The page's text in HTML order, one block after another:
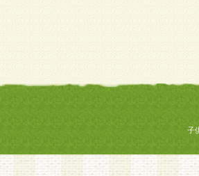
ぱくすく食堂個人情報
m
個人情報を与えることは
意をいただけない場合に
お問い合わせ・ご相談へ
子